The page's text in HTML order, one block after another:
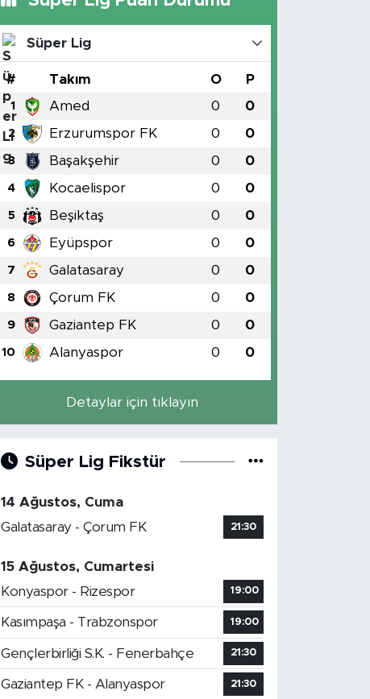
Süper Lig
# Takım O P
1 Amed 0 0
2 Erzurumspor FK 0 0
3 Başakşehir 0 0
4 Kocaelispor 0 0
5 Beşiktaş 0 0
6 Eyüpspor 0 0
7 Galatasaray 0 0
8 Çorum FK 0 0
9 Gaziantep FK 0 0
10 Alanyaspor 0 0
Detaylar için tıklayın
Süper Lig Fikstür
14 Ağustos, Cuma
Galatasaray - Çorum FK
21:30
15 Ağustos, Cumartesi
Konyaspor - Rizespor
19:00
Kasımpaşa - Trabzonspor 19:00
Gençlerbirliği S.K. - Fenerbahçe 21:30
Gaziantep FK - Alanyaspor 21:30